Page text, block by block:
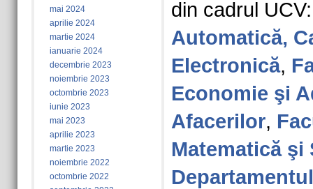
mai 2024
aprilie 2024
martie 2024
ianuarie 2024
decembrie 2023
noiembrie 2023
octombrie 2023
iunie 2023
mai 2023
aprilie 2023
martie 2023
noiembrie 2022
octombrie 2022
din cadrul
Automatică,
Electronică,
Economie şi
Afacerilor,
Matematică